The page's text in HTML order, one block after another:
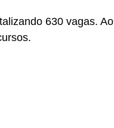
630 vagas. Ao